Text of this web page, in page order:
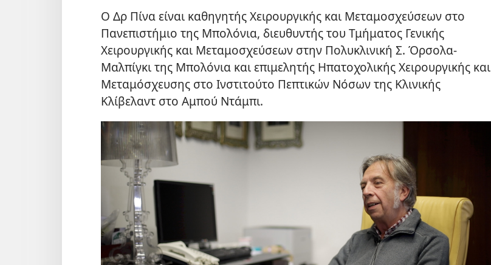
Ο Δρ Πίνα είναι καθηγητής Χειρουργικής και Μεταμοσχεύσεων στο
Πανεπιστήμιο της Μπολόνια, διευθυντής του Τμήματος Γενικής
Χειρουργικής και Μεταμοσχεύσεων στην Πολυκλινική Σ. Όρσολα-
Μαλπίγκι της Μπολόνια και επιμελητής Ηπατοχολικής Χειρουργικής και
Μεταμόσχευσης στο Ινστιτούτο Πεπτικών Νόσων της Κλινικής
Κλίβελαντ στο Αμπού Ντάμπι.